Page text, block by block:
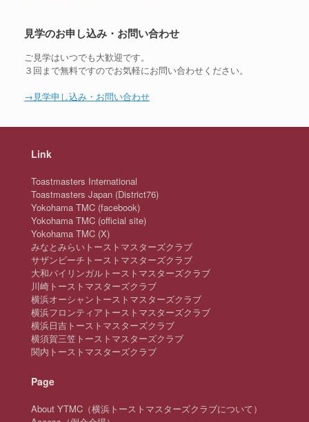
見学のお申し込み・お問い合わせ
ご見学はいつでも大歓迎です。
３回まで無料ですのでお気軽にお問い合わせください。
→見学申し込み・お問い合わせ
Link
Toastmasters International
Toastmasters Japan (District76)
Yokohama TMC (facebook)
Yokohama TMC (official site)
Yokohama TMC (X)
みなとみらいトーストマスターズクラブ
サザンビーチトーストマスターズクラブ
大和バイリンガルトーストマスターズクラブ
川崎トーストマスターズクラブ
横浜オーシャントーストマスターズクラブ
横浜フロンティアトーストマスターズクラブ
横浜日吉トーストマスターズクラブ
横須賀三笠トーストマスターズクラブ
関内トーストマスターズクラブ
Page
About YTMC（横浜トーストマスターズクラブについて）